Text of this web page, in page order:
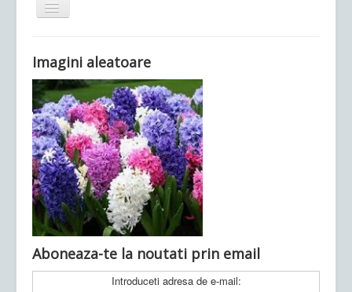
Comută
navigarea
Ultimele articole: Vi, 04.11.2022 -
Județean Mehedinți
Imagini aleatoare
Aboneaza-te la noutati prin email
Introduceti adresa de e-mail: